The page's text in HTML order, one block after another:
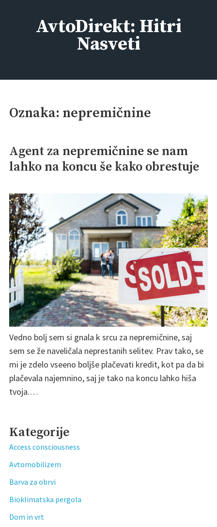
AvtoDirekt: Hitri
Nasveti
Oznaka: nepremičnine
Agent za nepremičnine se nam
lahko na koncu še kako obrestuje
Vedno bolj sem si gnala k srcu za nepremičnine, saj
sem se že naveličala neprestanih selitev. Prav tako, se
mi je zdelo vseeno boljše plačevati kredit, kot pa da bi
plačevala najemnino, saj je tako na koncu lahko hiša
tvoja.…
Kategorije
Access consciousness
Avtomobilizem
Barva za obrvi
Bioklimatska pergola
Dom in vrt